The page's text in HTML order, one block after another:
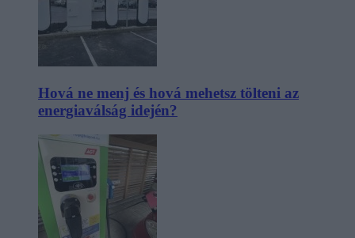
Hová ne menj és hová mehetsz tölteni az
energiaválság idején?